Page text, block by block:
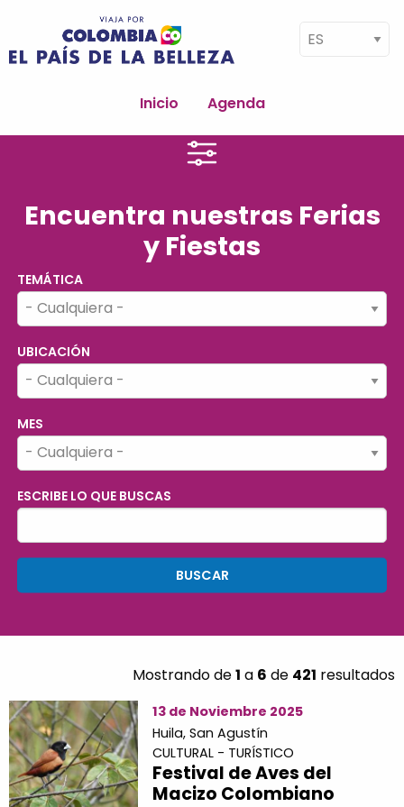
Inicio Agenda
Select your language
Encuentra nuestras Ferias
y Fiestas
TEMÁTICA
UBICACIÓN
MES
ESCRIBE LO QUE BUSCAS
Mostrando de1 a 6 de 421 resultados
13 de Noviembre 2025
Huila, San Agustín
CULTURAL - TURÍSTICO
Festival de Aves del
Macizo Colombiano